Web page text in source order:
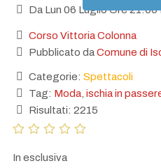
Da Lun 06 Luglio Ore 21:00
Corso Vittoria Colonna
Pubblicato daComune di
Categorie: Spettacoli
Tag: Moda ischia in
Risultati: 2215
In esclusiva